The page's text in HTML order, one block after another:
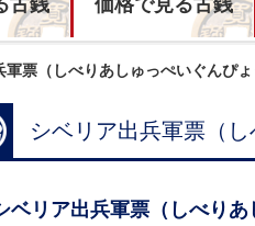
軍票（しべりあしゅっぺいぐんぴょ
シベリア出兵軍票（し
ベリア出兵軍票（しべりあ